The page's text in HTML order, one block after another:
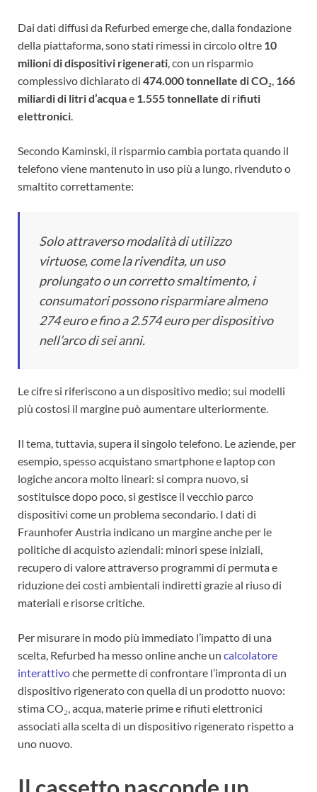
Dai dati diffusi da Refurbed emerge che, dalla fondazione
della piattaforma, sono stati rimessi in circolo oltre 10
milioni di dispositivi rigenerati, con un risparmio
complessivo dichiarato di 474.000 tonnellate di CO₂, 166
miliardi di litri d’acquae 1.555 tonnellate di rifiuti
elettronici.
Secondo Kaminski, il risparmio cambia portata quando il
telefono viene mantenuto in uso più a lungo, rivenduto o
smaltito correttamente:
Solo attraverso modalità di utilizzo
virtuose, come la rivendita, un uso
prolungato o un corretto smaltimento, i
consumatori possono risparmiare almeno
274 euro e fino a 2.574 euro per dispositivo
nell’arco di sei anni.
Le cifre si riferiscono a un dispositivo medio; sui modelli
più costosi il margine può aumentare ulteriormente.
Il tema, tuttavia, supera il singolo telefono. Le aziende, per
esempio, spesso acquistano smartphone e laptop con
logiche ancora molto lineari: si compra nuovo, si
sostituisce dopo poco, si gestisce il vecchio parco
dispositivi come un problema secondario. I dati di
Fraunhofer Austria indicano un margine anche per le
politiche di acquisto aziendali: minori spese iniziali,
recupero di valore attraverso programmi di permuta e
riduzione dei costi ambientali indiretti grazie al riuso di
materiali e risorse critiche.
Per misurare in modo più immediato l’impatto di una
scelta, Refurbed ha messo online anche un calcolatore
interattivoche permette di confrontare l’impronta di un
dispositivo rigenerato con quella di un prodotto nuovo:
stima CO₂, acqua, materie prime e rifiuti elettronici
associati alla scelta di un dispositivo rigenerato rispetto a
uno nuovo.